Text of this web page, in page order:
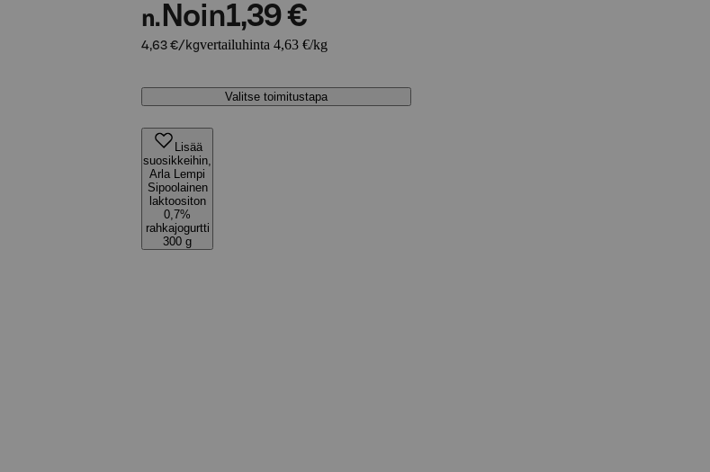
n. Noin1,39 €
4,63 €/kgvertailuhinta 4,63 €/kg
Valitse toimitustapa
Lisää
suosikkeihin,
Arla Lempi
Sipoolainen
laktoositon
0,7%
rahkajogurtti
300 g